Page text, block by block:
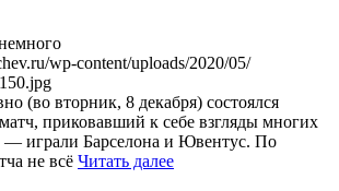
wp-content/uploads/2020/05/
(во вторник, 8 декабря) состоялся
приковавший к себе взгляды многих
— играли Барселона и Ювентус. По
не всё Читать далее